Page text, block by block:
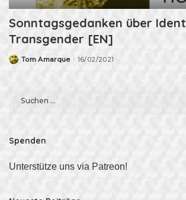
Sonntagsgedanken über
Transgender [EN]
PostedTom Amarque 16/02/2021
Spenden
Unterstütze uns via Patreon!